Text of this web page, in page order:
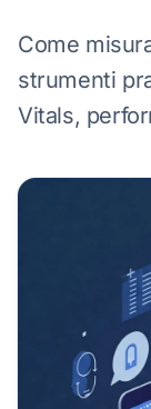
Come
strumenti
Vitals,